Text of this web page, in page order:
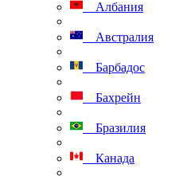
Албания
Австралия
Барбадос
Бахрейн
Бразилия
Канада